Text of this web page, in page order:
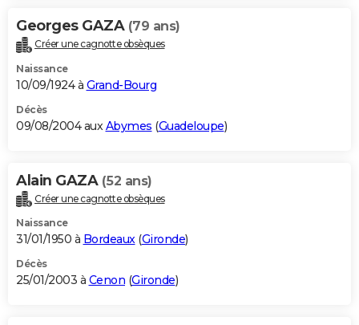
Georges GAZA (79 ans)
Créer une cagnotte obsèques
Naissance
10/09/1924 à Grand-Bourg
Décès
09/08/2004 aux Abymes (Guadeloupe)
Alain GAZA (52 ans)
Créer une cagnotte obsèques
Naissance
31/01/1950 à Bordeaux(Gironde)
Décès
25/01/2003 à Cenon (Gironde)